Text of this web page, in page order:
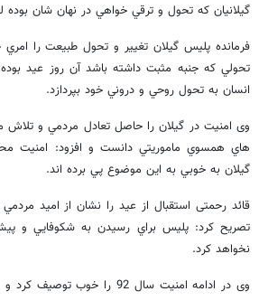
گيلانيان كه تحول و ترقي خواهي در نهان شان
فرمانده پلیس گیلان تغيير و تحول طبيعت را
تحولي كه جنبه مثبت داشته باشد آن روز عيد
انسان به تحول روحي و دروني خود بپردازد.
وی امنيت در گيلان را حاصل تعادل مردمي و
هاي همسوي ماموريتي دانست و افزود: امنيت
گيلان به خوبي به اين موضوع پي برده اند.
قائد رحمتی استقبال از عيد را نشان از اميد
تصريح كرد: پليس براي رسيدن به شكوفايي و
نخواهد كرد.
وی در ادامه امنيت سال 92 را